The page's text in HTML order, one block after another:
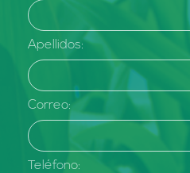
Apellidos:
Correo:
Teléfono: